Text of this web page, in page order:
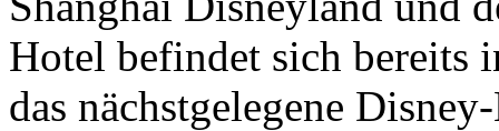
Hotel befindet sich bereits
das nächstgelegene